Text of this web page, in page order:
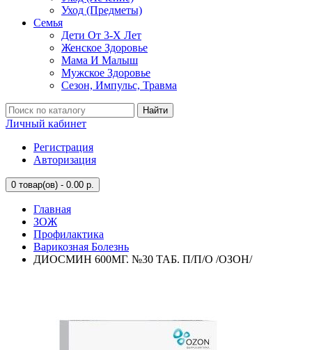
Уход (Предметы)
Семья
Дети От 3-Х Лет
Женское Здоровье
Мама И Малыш
Мужское Здоровье
Сезон, Импульс, Травма
Найти
Личный кабинет
Регистрация
Авторизация
0 товар(ов) - 0.00 р.
Главная
ЗОЖ
Профилактика
Варикозная Болезнь
ДИОСМИН 600МГ. №30 ТАБ. П/П/О /ОЗОН/